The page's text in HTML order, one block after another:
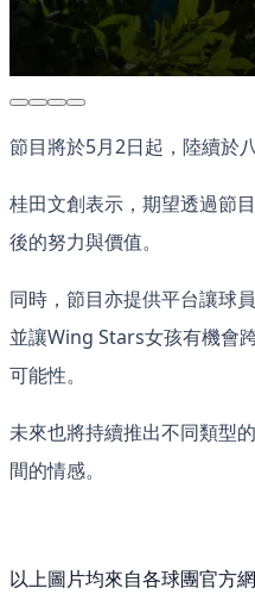
節目將於5月2日起，陸續於
桂田文創表示，期望透過節
後的努力與價值。
同時，節目亦提供平台讓球
並讓Wing Stars女孩有機會
可能性。
未來也將持續推出不同類型
間的情感。
以上圖片均來自各球團官方